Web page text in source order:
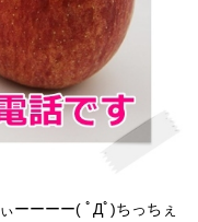
ーーーー( ﾟДﾟ)ちっちぇ